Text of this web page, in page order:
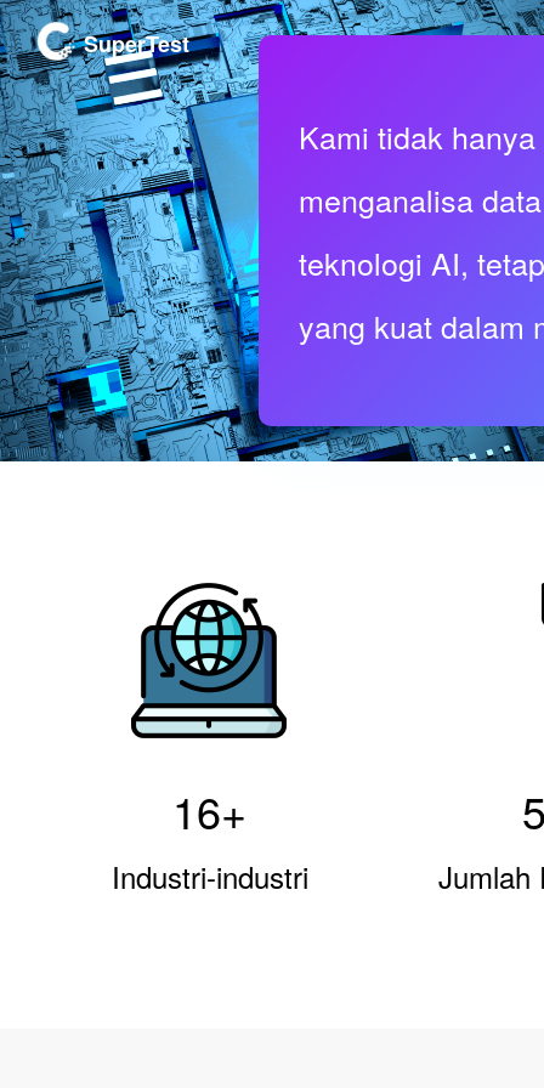
SuperTest
Kami tidak
menganalisa
teknologi AI,
yang kuat dalam
16+
Industri-industri Jumlah